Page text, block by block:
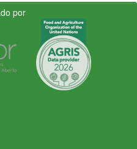
por